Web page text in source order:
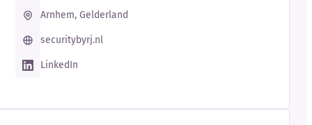
Arnhem, Gelderland
securitybyrj.nl
LinkedIn